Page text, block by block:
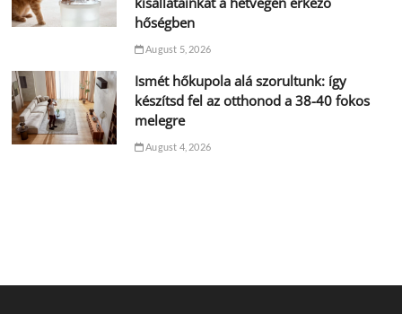
hőségben
August 5, 2026
Ismét hőkupola alá szorultunk: így
készítsd fel az otthonod a 38-40 fokos
melegre
August 4, 2026